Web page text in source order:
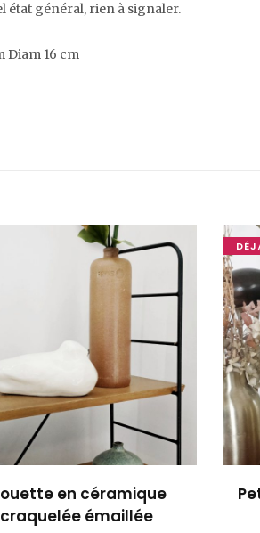
état général, rien à signaler.
Diam 16 cm
en céramique
craquelée émaillée